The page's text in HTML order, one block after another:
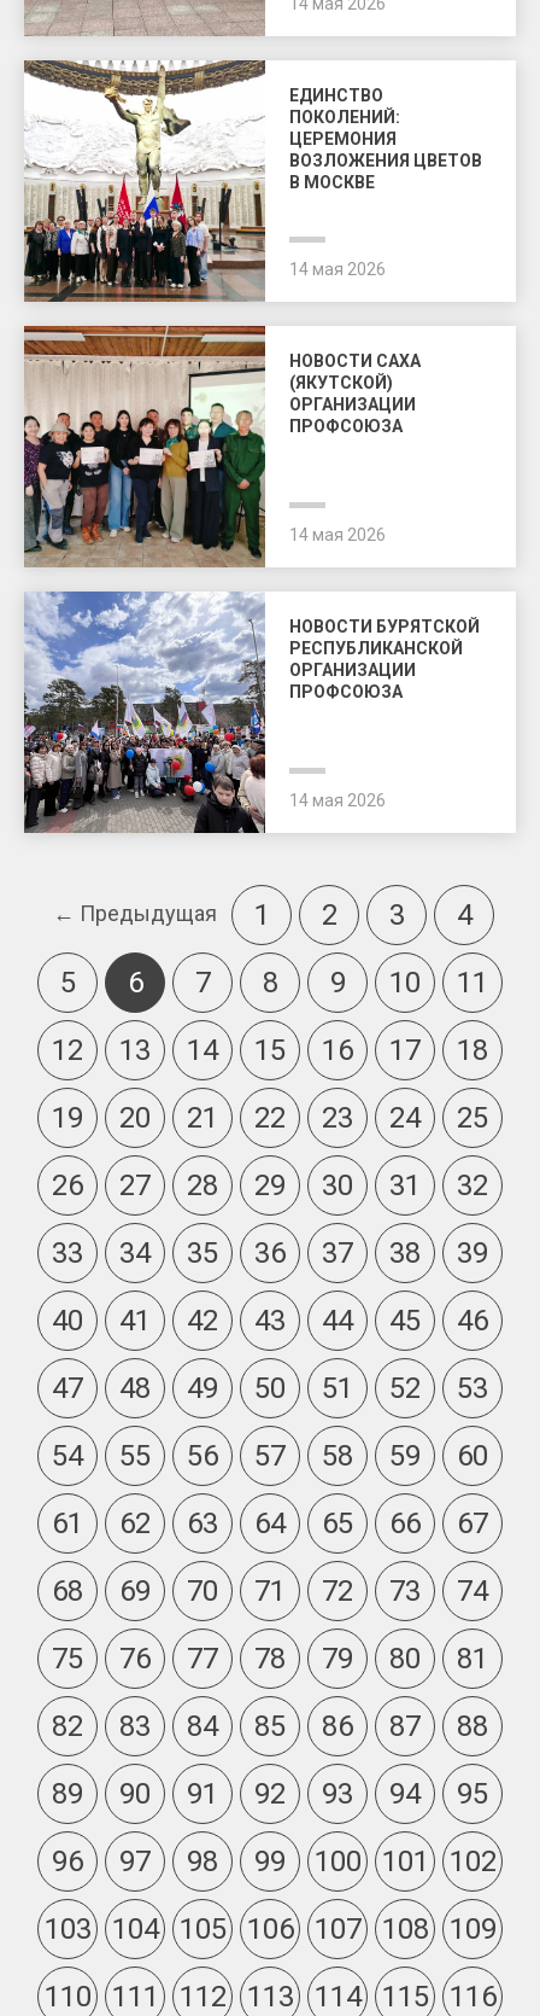
14 мая 2026
ЕДИНСТВО
ПОКОЛЕНИЙ:
ЦЕРЕМОНИЯ
ВОЗЛОЖЕНИЯ ЦВЕТОВ
В МОСКВЕ
14 мая 2026
НОВОСТИ САХА
(ЯКУТСКОЙ)
ОРГАНИЗАЦИИ
ПРОФСОЮЗА
14 мая 2026
НОВОСТИ БУРЯТСКОЙ
РЕСПУБЛИКАНСКОЙ
ОРГАНИЗАЦИИ
ПРОФСОЮЗА
14 мая 2026
← Предыдущая 1 2 3
4
5
6 7 8 9 10
11
12
13 14 15 16 17
18
19
20 21 22 23 24
25
26
27 28 29 30 31
32
33
34 35 36 37 38
39
40
41 42 43 44 45
46
47
48 49 50 51 52
53
54
55 56 57 58 59
60
61
62 63 64 65 66
67
68
69 70 71 72 73
74
75
76 77 78 79 80
81
82
83 84 85 86 87
88
89
90 91 92 93 94
95
96
97 98 99 100 101
102
103
104 105 106 107 108
109
110
111 112 113 114 115
116